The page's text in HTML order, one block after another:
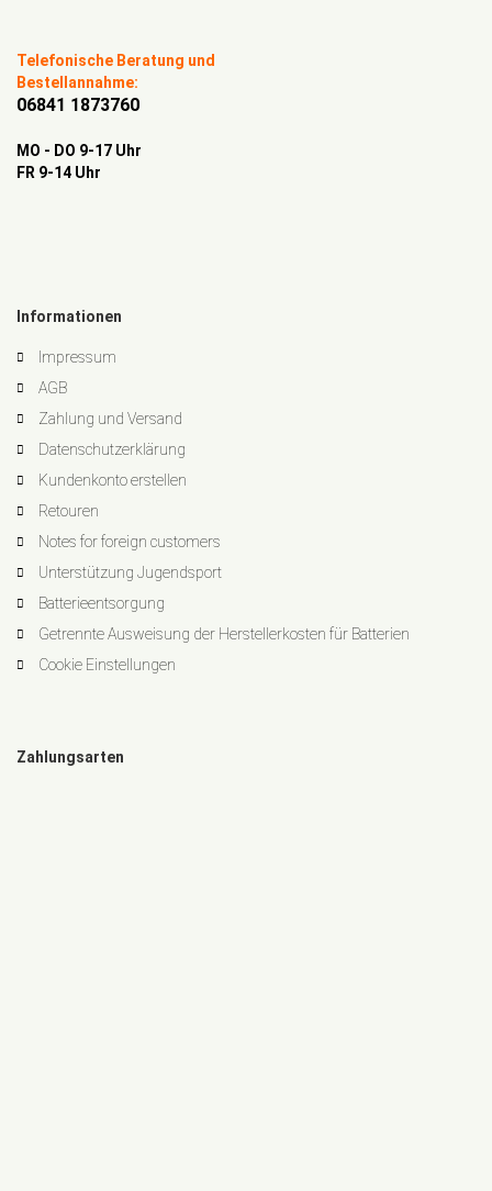
Telefonische Beratung und
Bestellannahme:
06841 1873760
MO - DO 9-17 Uhr
FR 9-14 Uhr
Informationen
Impressum
AGB
Zahlung und Versand
Datenschutzerklärung
Kundenkonto erstellen
Retouren
Notes for foreign customers
Unterstützung Jugendsport
Batterieentsorgung
Getrennte Ausweisung der Herstellerkosten für Batterien
Cookie Einstellungen
Zahlungsarten